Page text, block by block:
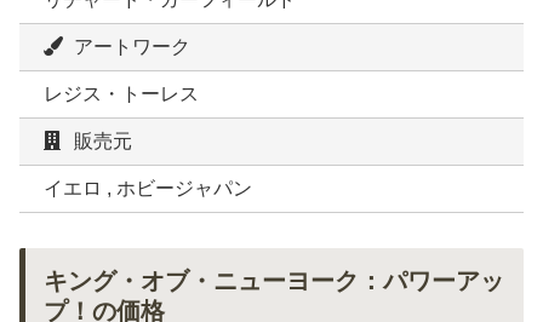
アートワーク
レジス・トーレス
販売元
イエロ , ホビージャパン
キング・オブ・ニューヨーク：パワーアッ
プ！の価格